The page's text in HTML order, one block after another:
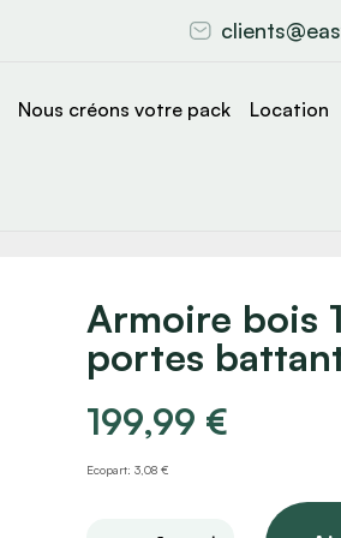
Nous créons votre pack Location
Armoire bois
portes
199,99 €
Ecopart: 3,08 €